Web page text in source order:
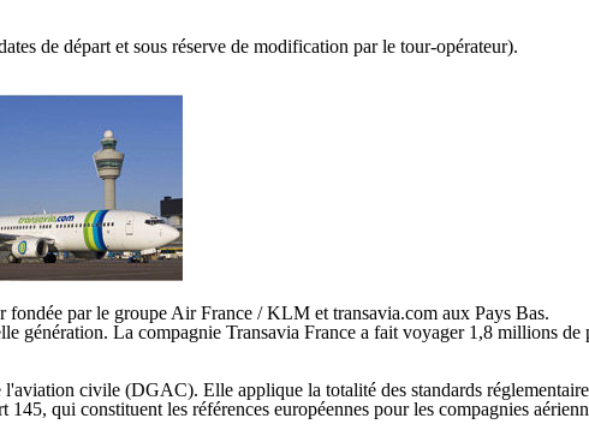
de départ et sous réserve de modification par le tour-opérateur).
par le groupe Air France / KLM et transavia.com aux Pays Bas.
La compagnie Transavia France a fait voyager 1,8 millions de
civile (DGAC). Elle applique la totalité des standards
qui constituent les références européennes pour les compagnies